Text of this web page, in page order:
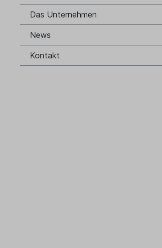
Das Unternehmen
News
Kontakt